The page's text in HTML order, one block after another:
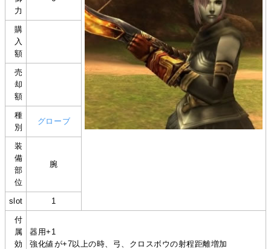
力
購
入
額
売
却
額
種
別
グローブ
装
備
部
位
腕
slot 1
付
属
効
器用+1
強化値が+7以上の時、弓、クロスボウの射程距離増加